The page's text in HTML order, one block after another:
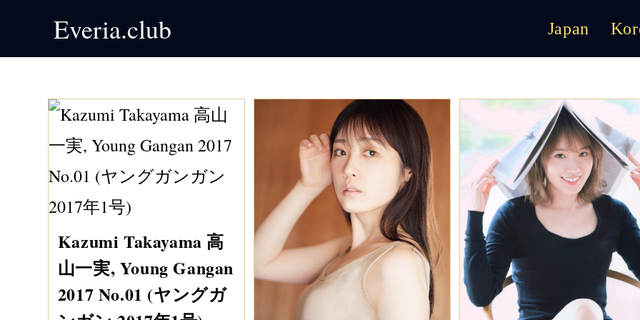
Everia.club Japan
Kazumi Takayama 高
山一実, Young Gangan
2017 No.01 (ヤングガ